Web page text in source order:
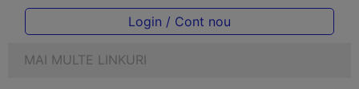
Login / Cont nou
MAI MULTE LINKURI